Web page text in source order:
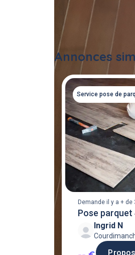
Annonces
Service pose de
Demande il y a + de
Pose parquet
Ingrid N